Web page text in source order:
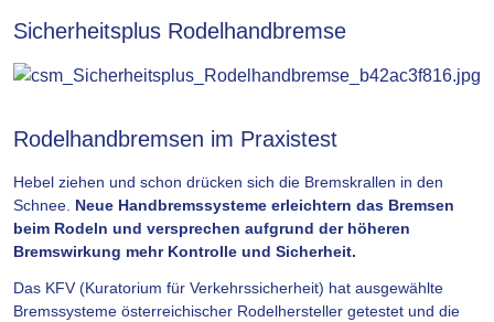
Sicherheitsplus Rodelhandbremse
Rodelhandbremsen im Praxistest
Hebel ziehen und schon drücken sich die Bremskrallen in den
Schnee. Neue Handbremssysteme erleichtern das Bremsen
beim Rodeln und versprechen aufgrund der höheren
Bremswirkung mehr Kontrolle und Sicherheit.
Das KFV (Kuratorium für Verkehrssicherheit) hat ausgewählte
Bremssysteme österreichischer Rodelhersteller getestet und die